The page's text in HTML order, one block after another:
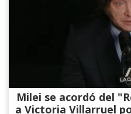
Milei se acordó del
a Victoria Villarruel